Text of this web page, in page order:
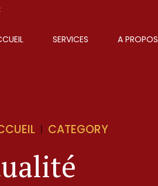
SERVICES A PROPOS
CATEGORY